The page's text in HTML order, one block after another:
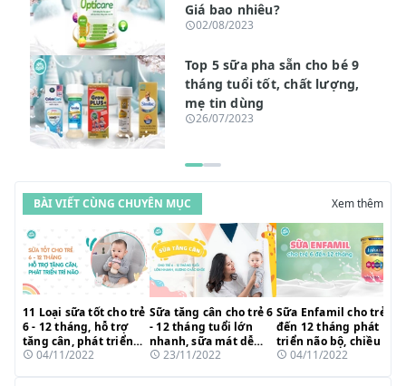
Giá bao nhiêu?
02/08/2023
Top 5 sữa pha sẵn cho bé 9
tháng tuổi tốt, chất lượng,
mẹ tin dùng
26/07/2023
BÀI VIẾT CÙNG CHUYÊN MỤC Xem thêm
11 Loại sữa tốt cho trẻ
6 - 12 tháng, hỗ trợ
tăng cân, phát triển
thị lực - trí não
04/11/2022
Sữa tăng cân cho trẻ 6
- 12 tháng tuổi lớn
nhanh, sữa mát dễ
hấp thụ dưỡng chất
23/11/2022
Sữa Enfamil cho trẻ 6
đến 12 tháng phát
triển não bộ, chiều cao
và tầm vóc tối đa
04/11/2022